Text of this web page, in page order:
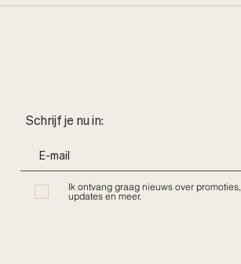
Schrijf je nu in:
Ik ontvang graag nieuws over promoties,
updates en meer.